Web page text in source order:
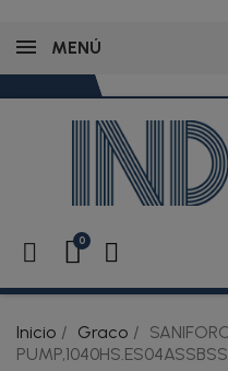
MENÚ
Inicio Graco